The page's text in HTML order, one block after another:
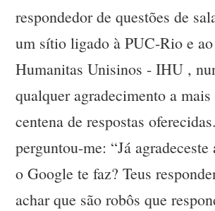
respondedor de questões de
um sítio ligado à PUC-Rio e
Humanitas Unisinos - IHU ,
qualquer agradecimento a
centena de respostas
perguntou-me: “Já agradeceste
o Google te faz? Teus
achar que são robôs que